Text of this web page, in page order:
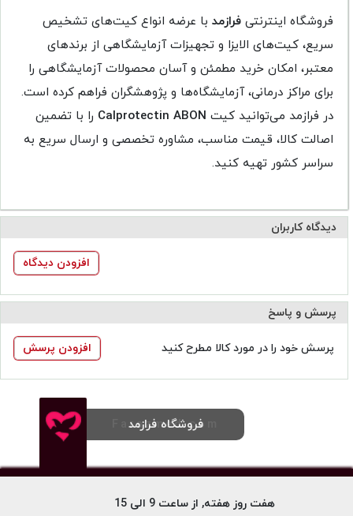
فروشگاه اینترنتیفرازمد با عرضه انواع کیت‌های تشخیص
سریع، کیت‌های الایزا و تجهیزات آزمایشگاهی از برندهای
معتبر، امکان خرید مطمئن و آسان محصولات آزمایشگاهی را
برای مراکز درمانی، آزمایشگاه‌ها و پژوهشگران فراهم کرده است.
در فرازمد می‌توانید کیت Calprotectin ABON را با تضمین
اصالت کالا، قیمت مناسب، مشاوره تخصصی و ارسال سریع به
سراسر کشور تهیه کنید.
دیدگاه کاربران
افزودن دیدگاه
پرسش و پاسخ
پرسش خود را در مورد کالا مطرح کنید افزودن پرسش
فروشگاه فرازمد
Farazmed.com
هفت روز هفته, از ساعت 9 الی 15